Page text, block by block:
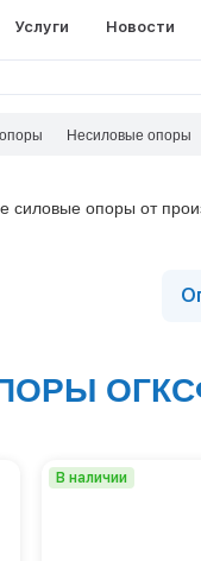
Услуги Новости
Несиловые опоры
силовые опоры от
В наличии